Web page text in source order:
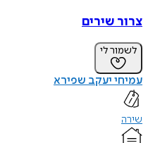
צרור שירים
לשמור לי
עמיחי יעקב שפירא
שירה